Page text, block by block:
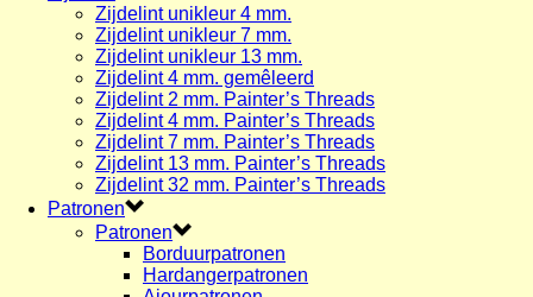
Zijdelint unikleur 4 mm.
Zijdelint unikleur 7 mm.
Zijdelint unikleur 13 mm.
Zijdelint 4 mm. gemêleerd
Zijdelint 2 mm. Painter’s Threads
Zijdelint 4 mm. Painter’s Threads
Zijdelint 7 mm. Painter’s Threads
Zijdelint 13 mm. Painter’s Threads
Zijdelint 32 mm. Painter’s Threads
Patronen
Patronen
Borduurpatronen
Hardangerpatronen